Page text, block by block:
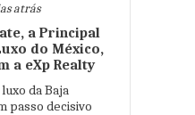
atrás
a Principal
do México,
a eXp Realty
da Baja
passo decisivo